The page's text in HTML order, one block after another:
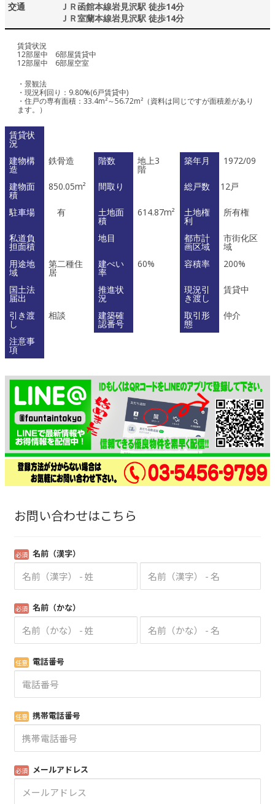
交通
ＪＲ函館本線岩見沢駅 徒歩14分
ＪＲ室蘭本線岩見沢駅 徒歩14分
賃貸状況
12部屋中 6部屋賃貸中
12部屋中 6部屋空室
・景観法
・現況利回り：9.80%(6戸賃貸中)
・住戸の専有面積：33.4m²～56.72m²（資料は同じですが面積差があり
ます。）
賃貸状
況
建物構
造
鉄骨造 階数 地上3
階
築年月 1972/09
建物面
積
850.05m² 間取り 総戸数 12戸
駐車場 有 土地面
積
614.87m² 土地権
利
所有権
私道負
担面積
地目 都市計
画区域
市街化区
域
用途地
域
第二種住
居
建ぺい
率
60% 容積率 200%
国土法
届出
推進状
況
現況引
き渡し
賃貸中
引き渡
し
相談 建築確
認番号
取引形
態
仲介
注意事
項